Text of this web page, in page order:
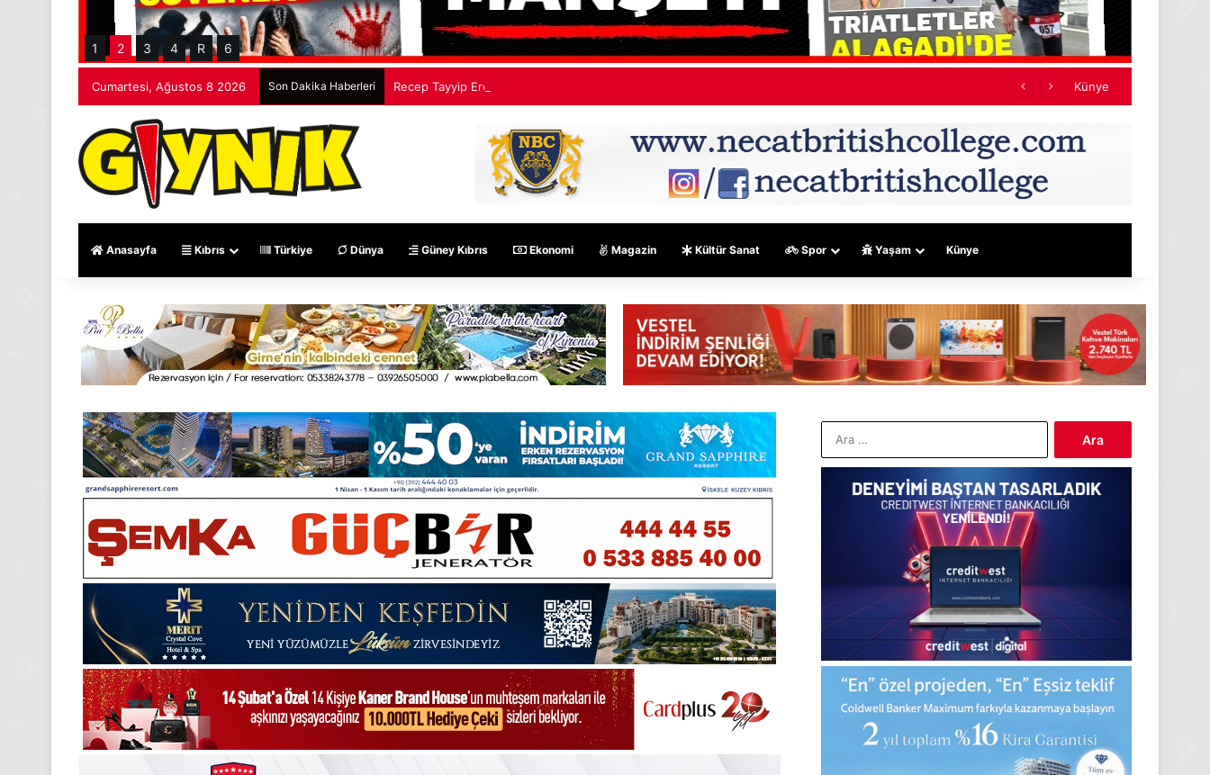
1 2 3 4 R 6
Cumartesi, Ağustos 8 2026 Son Dakika Haberleri Recep Tayyip Erdoğan: Mekke Ortak Savunma Anlaşması hiçbir ülkeyi hedef almıyor Künye
Anasayfa Kıbrıs Türkiye Dünya Güney Kıbrıs Ekonomi Magazin Kültür Sanat Spor Yaşam Künye